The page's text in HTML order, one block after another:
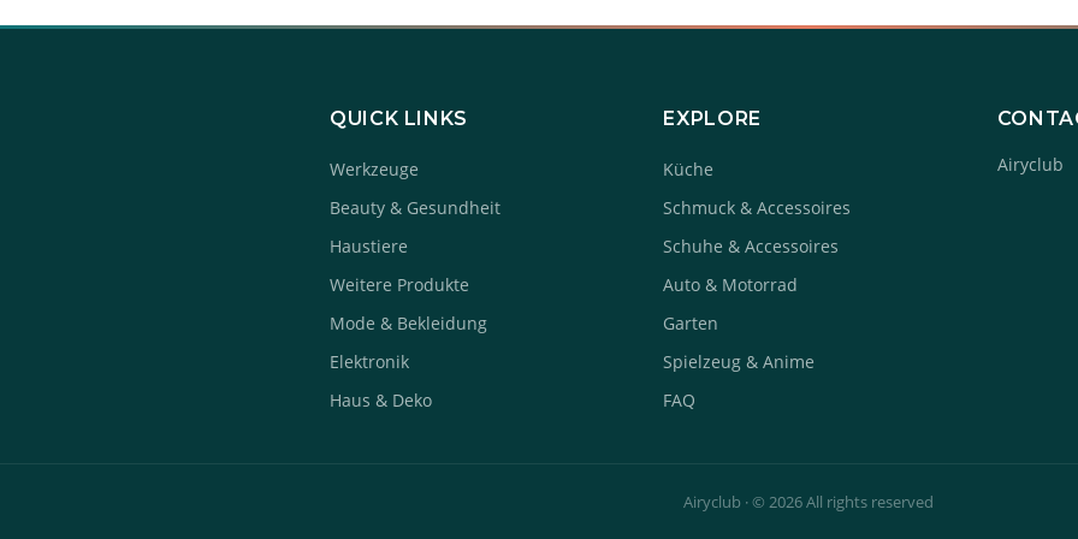
QUICK LINKS
Werkzeuge
Beauty & Gesundheit
Haustiere
Weitere Produkte
Mode & Bekleidung
Elektronik
Haus & Deko
EXPLORE
Küche
Schmuck & Accessoires
Schuhe & Accessoires
Auto & Motorrad
Garten
Spielzeug & Anime
FAQ
Airyclub
Airyclub · © 2026 All rights reserved